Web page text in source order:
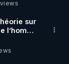
et
code
sur
l’homme
de